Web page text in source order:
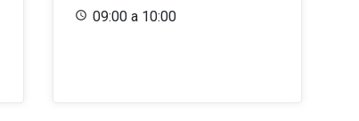
09:00 a 10:00